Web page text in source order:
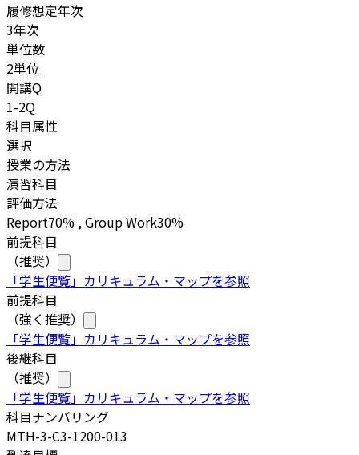
履修想定年次
3年次
単位数
2単位
開講Q
1-2Q
科目属性
選択
授業の方法
演習科目
評価方法
Report70% , Group Work30%
前提科目
（推奨）
「学生便覧」カリキュラム・マップを参照
前提科目
（強く推奨）
「学生便覧」カリキュラム・マップを参照
後継科目
（推奨）
「学生便覧」カリキュラム・マップを参照
科目ナンバリング
MTH-3-C3-1200-013